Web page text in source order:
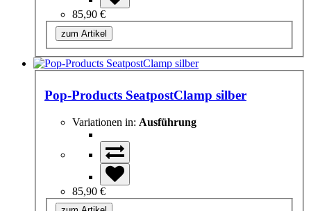
85,90 €
zum Artikel
Pop-Products SeatpostClamp silber
Variationen in: Ausführung
85,90 €